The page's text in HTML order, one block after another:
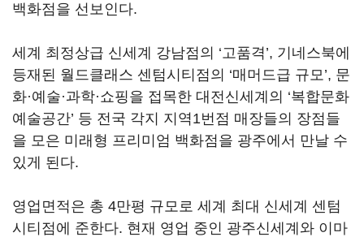
백화점을 선보인다.
세계 최정상급 신세계 강남점의 ‘고품격’, 기네스북에
등재된 월드클래스 센텀시티점의 ‘매머드급 규모’, 문
화·예술·과학·쇼핑을 접목한 대전신세계의 ‘복합문화
예술공간’ 등 전국 각지 지역1번점 매장들의 장점들
을 모은 미래형 프리미엄 백화점을 광주에서 만날 수
있게 된다.
영업면적은 총 4만평 규모로 세계 최대 신세계 센텀
시티점에 준한다. 현재 영업 중인 광주신세계와 이마